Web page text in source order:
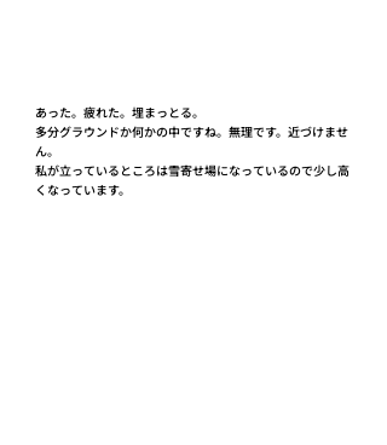
あった。疲れた。埋まっとる。
多分グラウンドか何かの中ですね。無理です。近づけませ
ん。
私が立っているところは雪寄せ場になっているので少し高
くなっています。